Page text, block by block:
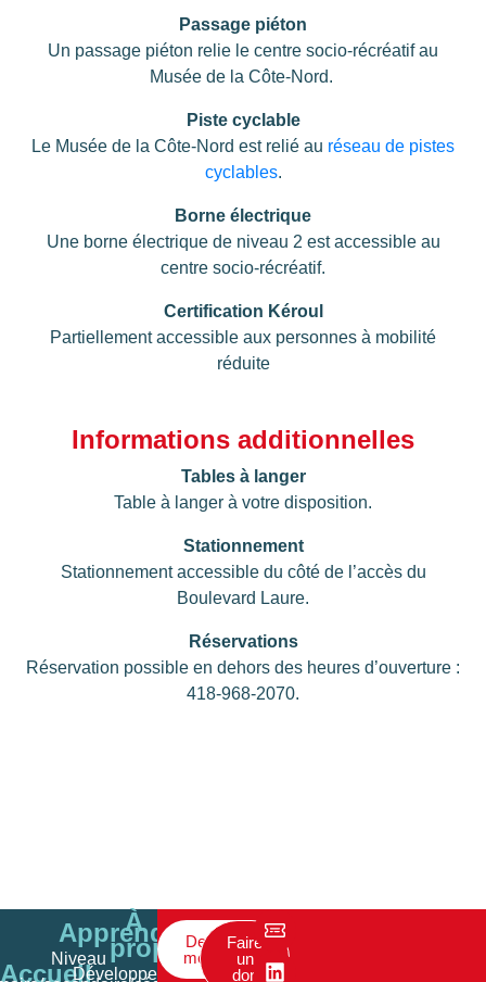
Passage piéton
Un passage piéton relie le centre socio-récréatif au
Musée de la Côte-Nord.
Piste cyclable
Le Musée de la Côte-Nord est relié au réseau de pistes
cyclables.
Borne électrique
Une borne électrique de niveau 2 est accessible au
centre socio-récréatif.
Certification Kéroul
Partiellement accessible aux personnes à mobilité
réduite
Informations additionnelles
Tables à langer
Table à langer à votre disposition.
Stationnement
Stationnement accessible du côté de l’accès du
Boulevard Laure.
Réservations
Réservation possible en dehors des heures d’ouverture :
418-968-2070.
Accueil
Apprendre
Niveau
À
propos
Développement
Devenir
membre
Faire
un
don